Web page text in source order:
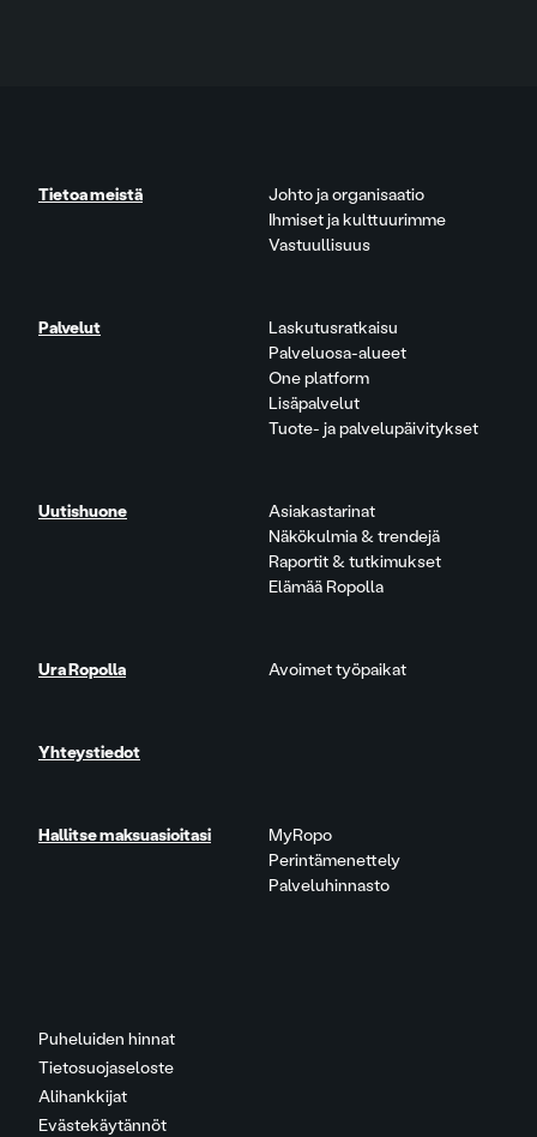
Puheluiden hinnat
Tietosuojaseloste
Alihankkijat
Evästekäytännöt
Tietoa meistä
Johto ja organisaatio
Ihmiset ja kulttuurimme
Vastuullisuus
Palvelut
Laskutusratkaisu
Palveluosa-alueet
One platform
Lisäpalvelut
Tuote- ja palvelupäivitykset
Uutishuone
Asiakastarinat
Näkökulmia & trendejä
Raportit & tutkimukset
Elämää Ropolla
Ura Ropolla Avoimet työpaikat
Yhteystiedot
Hallitse maksuasioitasi
MyRopo
Perintämenettely
Palveluhinnasto